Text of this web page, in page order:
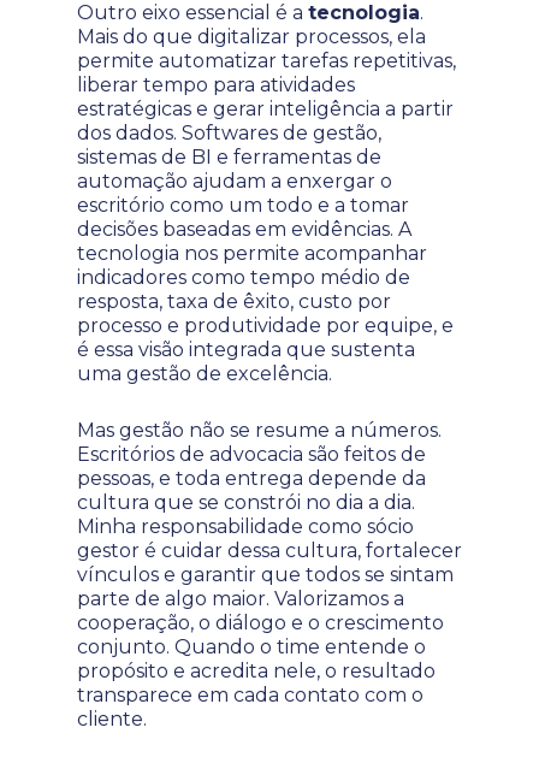
Outro eixo essencial é a tecnologia.
Mais do que digitalizar processos, ela
permite automatizar tarefas repetitivas,
liberar tempo para atividades
estratégicas e gerar inteligência a partir
dos dados. Softwares de gestão,
sistemas de BI e ferramentas de
automação ajudam a enxergar o
escritório como um todo e a tomar
decisões baseadas em evidências. A
tecnologia nos permite acompanhar
indicadores como tempo médio de
resposta, taxa de êxito, custo por
processo e produtividade por equipe, e
é essa visão integrada que sustenta
uma gestão de excelência.
Mas gestão não se resume a números.
Escritórios de advocacia são feitos de
pessoas, e toda entrega depende da
cultura que se constrói no dia a dia.
Minha responsabilidade como sócio
gestor é cuidar dessa cultura, fortalecer
vínculos e garantir que todos se sintam
parte de algo maior. Valorizamos a
cooperação, o diálogo e o crescimento
conjunto. Quando o time entende o
propósito e acredita nele, o resultado
transparece em cada contato com o
cliente.